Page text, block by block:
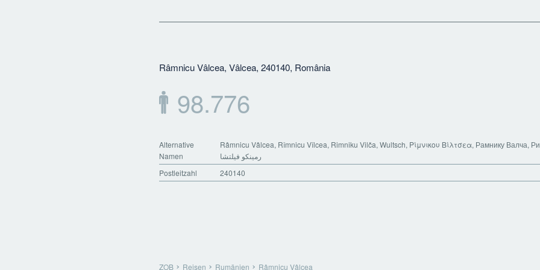
Râmnicu Vâlcea, Vâlcea, 240140, România
98.776
Alternative
Namen
Râmnicu Vâlcea, Rîmnicu Vîlcea, Rimniku Vilča, Wultsch, Ρίμνικου Βίλτσεα, Рамнику Валча,
رمينكو فيلتشا
Postleitzahl
240140
ZOB Reisen Rumänien Râmnicu Vâlcea